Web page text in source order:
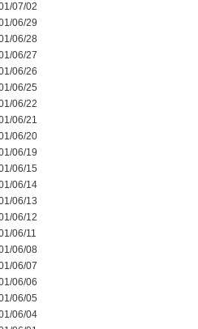
07/02
06/29
06/28
06/27
06/26
06/25
06/22
06/21
06/20
06/19
06/15
06/14
06/13
06/12
06/11
06/08
06/07
06/06
06/05
06/04